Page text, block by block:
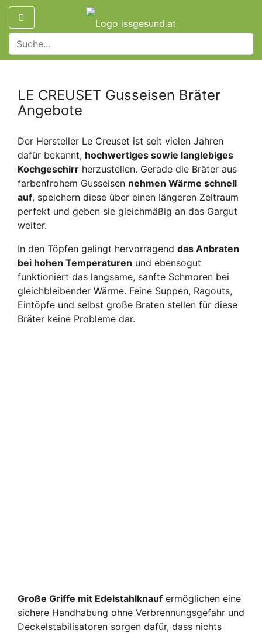
LE CREUSET Gusseisen Bräter
Angebote
Der Hersteller Le Creuset ist seit vielen Jahren
dafür bekannt, hochwertiges sowie langlebiges
Kochgeschirr herzustellen. Gerade die Bräter aus
farbenfrohem Gusseisen nehmen Wärme schnell
auf, speichern diese über einen längeren Zeitraum
perfekt und geben sie gleichmäßig an das Gargut
weiter.
In den Töpfen gelingt hervorragend das Anbraten
bei hohen Temperaturen und ebensogut
funktioniert das langsame, sanfte Schmoren bei
gleichbleibender Wärme. Feine Suppen, Ragouts,
Eintöpfe und selbst große Braten stellen für diese
Bräter keine Probleme dar.
Große Griffe mit Edelstahlknauf ermöglichen eine
sichere Handhabung ohne Verbrennungsgefahr und
Deckelstabilisatoren sorgen dafür, dass nichts